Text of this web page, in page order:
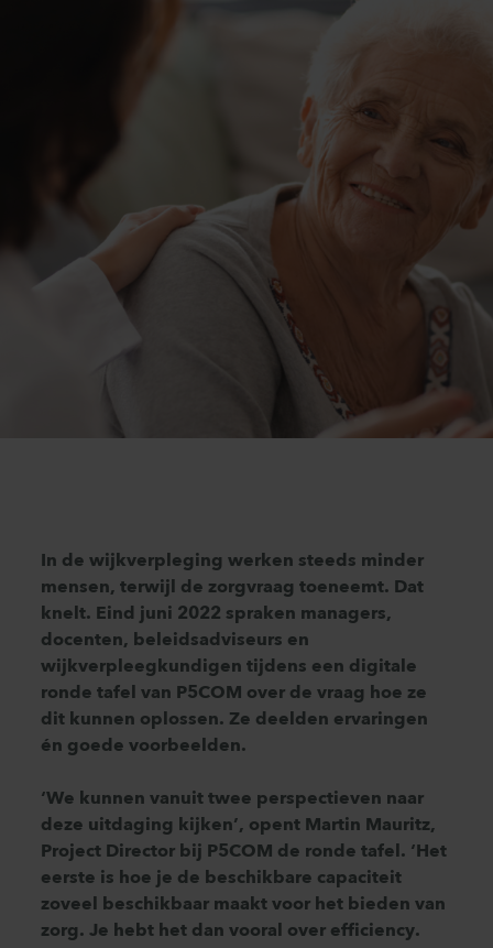
In de wijkverpleging werken steeds minder
mensen, terwijl de zorgvraag toeneemt. Dat
knelt. Eind juni 2022 spraken managers,
docenten, beleidsadviseurs en
wijkverpleegkundigen tijdens een digitale
ronde tafel van P5COM over de vraag hoe ze
dit kunnen oplossen. Ze deelden ervaringen
én goede voorbeelden.
‘We kunnen vanuit twee perspectieven naar
deze uitdaging kijken’, opent Martin Mauritz,
Project Director bij P5COM de ronde tafel. ‘Het
eerste is hoe je de beschikbare capaciteit
zoveel beschikbaar maakt voor het bieden van
zorg. Je hebt het dan vooral over efficiency.